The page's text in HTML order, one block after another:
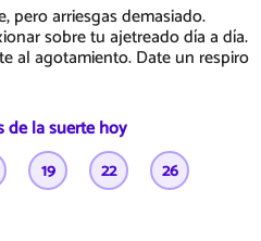
pero arriesgas demasiado.
sobre tu ajetreado día a día.
al agotamiento. Date un respiro
de la suerte hoy
19 22 26